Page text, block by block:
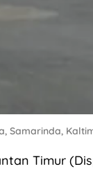
Samarinda,
Timur